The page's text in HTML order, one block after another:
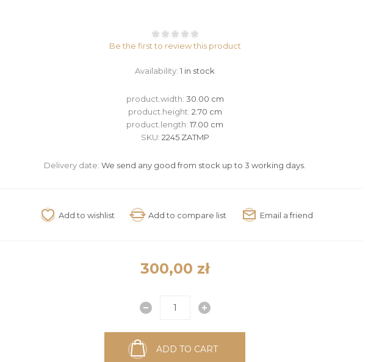
Be the first to review this product
Availability: 1 in stock
product.width: 30.00 cm
product.height: 2.70 cm
product.length:17.00 cm
SKU: 2245 ZATMP
Delivery date: We send any good from stock up to 3 working days.
300,00 zł
ADD TO CART